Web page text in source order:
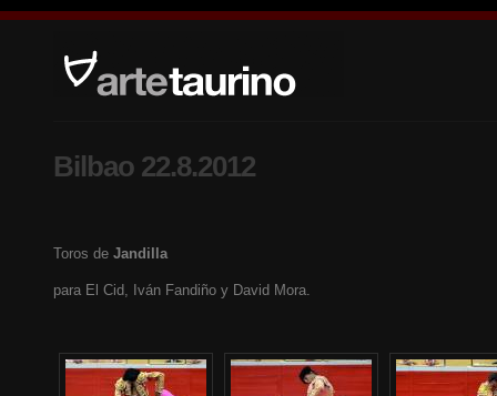
Bilbao 22.8.2012
Toros de Jandilla
para El Cid, Iván Fandiño y David Mora.